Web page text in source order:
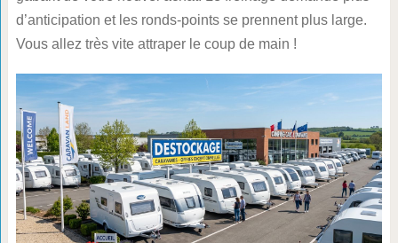
d’anticipation et les ronds-points se prennent plus large.
Vous allez très vite attraper le coup de main !